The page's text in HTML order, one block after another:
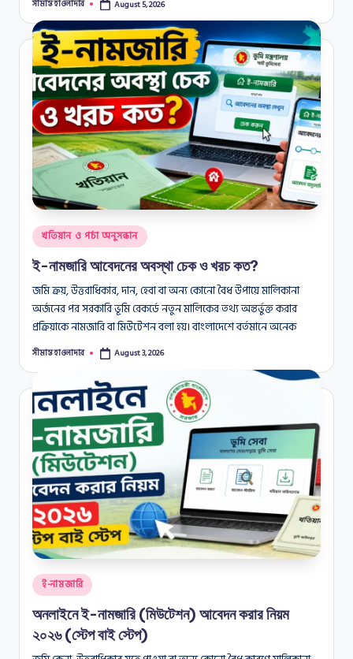
Posted
সীমান্ত হাওলাদার August 5, 2026
Posted
in
খতিয়ান ও পর্চা অনুসন্ধান
ই-নামজারি আবেদনের অবস্থা চেক ও খরচ কত?
জমি ক্রয়, উত্তরাধিকার, দান, হেবা বা অন্য কোনো বৈধ উপায়ে মালিকানা
অর্জনের পর সরকারি ভূমি রেকর্ডে নতুন মালিকের তথ্য অন্তর্ভুক্ত করার
প্রক্রিয়াকে নামজারি বা মিউটেশন বলা হয়। বাংলাদেশে বর্তমানে অনেক
Posted
সীমান্ত হাওলাদার August 3, 2026
Posted
in
ই-নামজারি
অনলাইনে ই-নামজারি (মিউটেশন) আবেদন করার নিয়ম
২০২৬ (স্টেপ বাই স্টেপ)